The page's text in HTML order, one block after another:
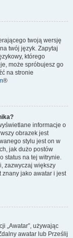
twoją wersję
twój język. Zapytaj
którego
może spróbujesz go
na stronie
®
informacje o
obrazek jest
stylu jest on w
jak dużo postów
status na tej witrynie.
zazwyczaj większy
jako awatar i jest
„Awatar”, używając
awatar lub Prześlij